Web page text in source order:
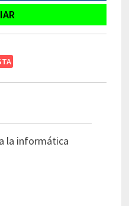
la informática